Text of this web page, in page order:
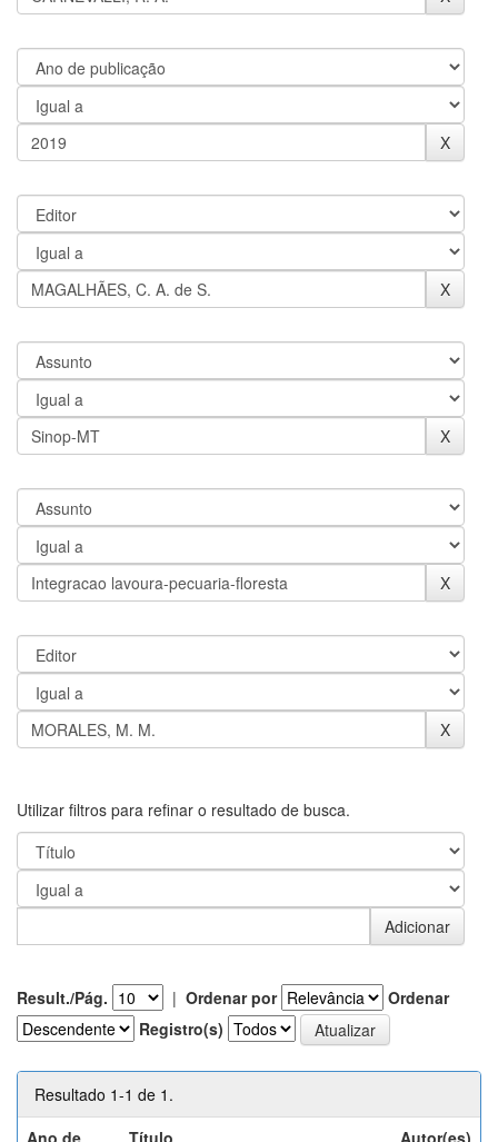
Utilizar filtros para refinar o resultado de busca.
Result./Pág. | Ordenar por
Ordenar
Registro(s)
Resultado 1-1 de 1.
Ano de
Título Autor(es)